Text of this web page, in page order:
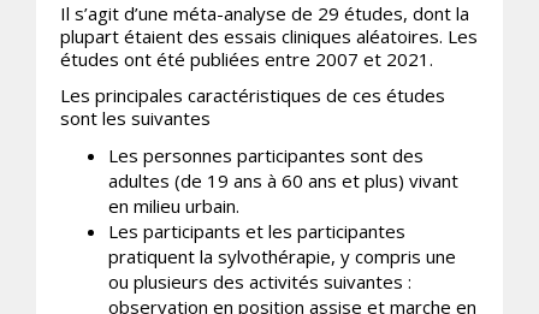
Il s’agit d’une méta-analyse de 29 études, dont la
plupart étaient des essais cliniques aléatoires. Les
études ont été publiées entre 2007 et 2021.
Les principales caractéristiques de ces études
sont les suivantes
Les personnes participantes sont des
adultes (de 19 ans à 60 ans et plus) vivant
en milieu urbain.
Les participants et les participantes
pratiquent la sylvothérapie, y compris une
ou plusieurs des activités suivantes :
observation en position assise et marche en